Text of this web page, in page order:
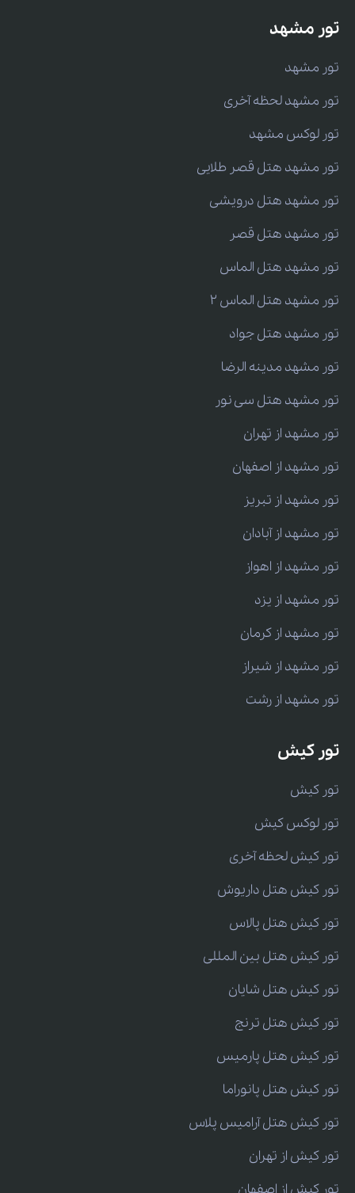
تور مشهد
تور مشهد
تور مشهد لحظه آخری
تور لوکس مشهد
تور مشهد هتل قصر طلایی
تور مشهد هتل درویشی
تور مشهد هتل قصر
تور مشهد هتل الماس
تور مشهد هتل الماس 2
تور مشهد هتل جواد
تور مشهد مدینه الرضا
تور مشهد هتل سی نور
تور مشهد از تهران
تور مشهد از اصفهان
تور مشهد از تبریز
تور مشهد از آبادان
تور مشهد از اهواز
تور مشهد از یزد
تور مشهد از کرمان
تور مشهد از شیراز
تور مشهد از رشت
تور کیش
تور کیش
تور لوکس کیش
تور کیش لحظه آخری
تور کیش هتل داریوش
تور کیش هتل پالاس
تور کیش هتل بین المللی
تور کیش هتل شایان
تور کیش هتل ترنج
تور کیش هتل پارمیس
تور کیش هتل پانوراما
تور کیش هتل آرامیس پلاس
تور کیش از تهران